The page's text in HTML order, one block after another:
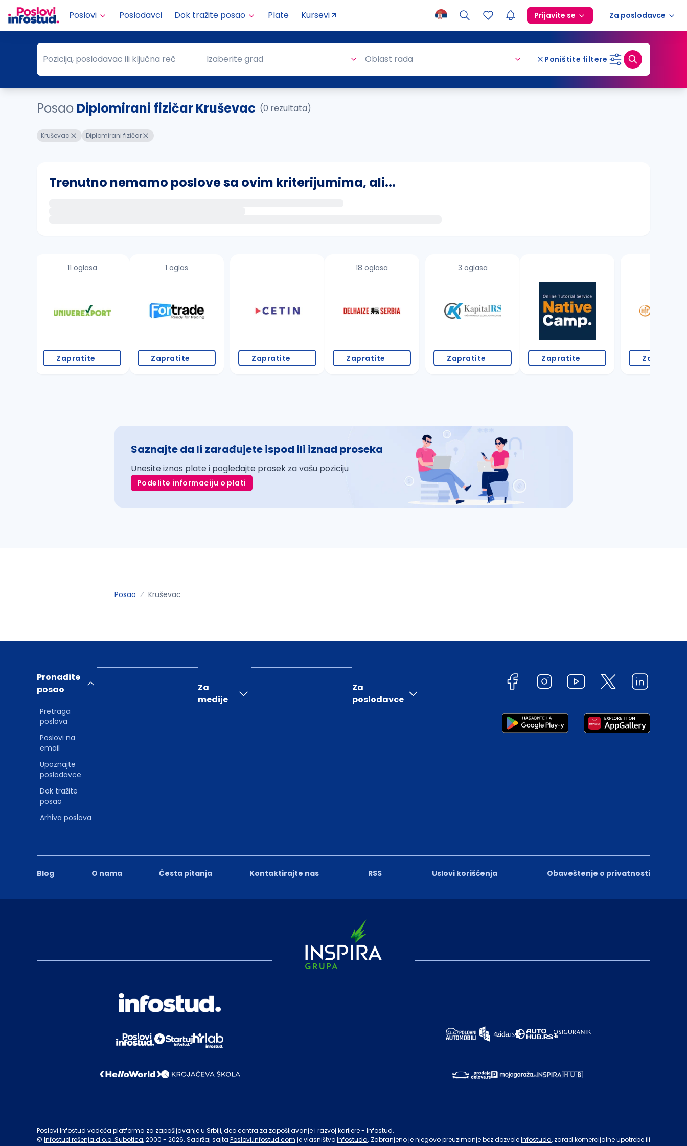
Poslovi Poslodavci Dok tražite posao Plate Kursevi Prijavite se Za poslodavce
Pozicija, poslodavac ili ključna reč
Pozicija, poslodavac ili ključna reč Grad
Izaberite grad Oblast rada Poništite filtere
Posao Diplomirani fizičar Kruševac (0 rezultata)
Kruševac Diplomirani fizičar
Trenutno nemamo poslove sa ovim kriterijumima, ali...
proverite pravopisne greške (koristite č, ć, š, đ, ž, dž)
povećajte radijus za odabrani grad
11 oglasa
Zapratite
1 oglas
Zapratite Zapratite
18 oglasa
Zapratite
3 oglasa
Zapratite Zapratite Zapratite
Saznajte da li zarađujete ispod ili iznad proseka
Unesite iznos plate i pogledajte prosek za vašu poziciju
Podelite informaciju o plati
Posao Kruševac
Blog O nama Česta pitanja Kontaktirajte nas RSS Uslovi korišćenja Obaveštenje o privatnosti
Pronađite
posao
Pretraga
poslova
Poslovi na
email
Upoznajte
poslodavce
Dok tražite
posao
Arhiva poslova
Za
medije
Za
poslodavce
Poslovi Infostud vodeća platforma za zapošljavanje u Srbiji, deo centra za zapošljavanje i razvoj karijere - Infostud.
© Infostud rešenja d.o.o. Subotica, 2000 - 2026. Sadržaj sajta Poslovi.infostud.com je vlasništvoInfostuda. Zabranjeno je njegovo preuzimanje bez dozvoleInfostuda, zarad komercijalne upotrebe ili